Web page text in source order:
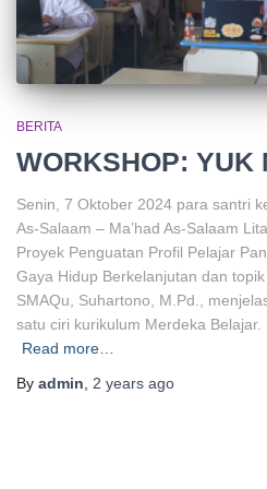
BERITA
WORKSHOP: YUK
Senin, 7 Oktober 2024 para santri
As-Salaam – Ma’had As-Salaam
Proyek Penguatan Profil Pelajar
Gaya Hidup Berkelanjutan dan
SMAQu, Suhartono, M.Pd.,
satu ciri kurikulum Merdeka
Read more…
By admin 2 years ago